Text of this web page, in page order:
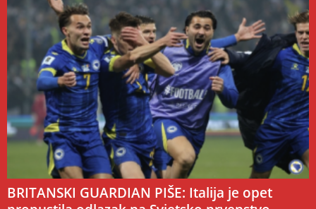
BRITANSKI GUARDIAN PIŠE: Italija je opet